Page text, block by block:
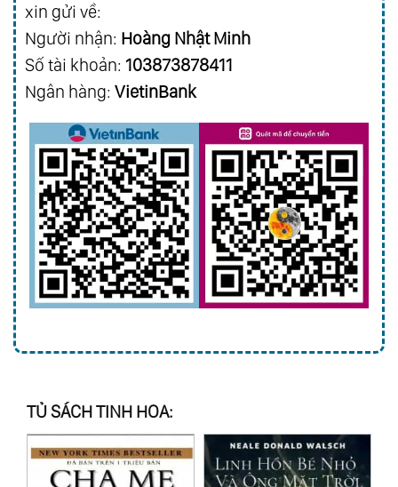
xin gửi về:
Người nhận: Hoàng Nhật Minh
Số tài khoản: 103873878411
Ngân hàng: VietinBank
TỦ SÁCH TINH HOA: